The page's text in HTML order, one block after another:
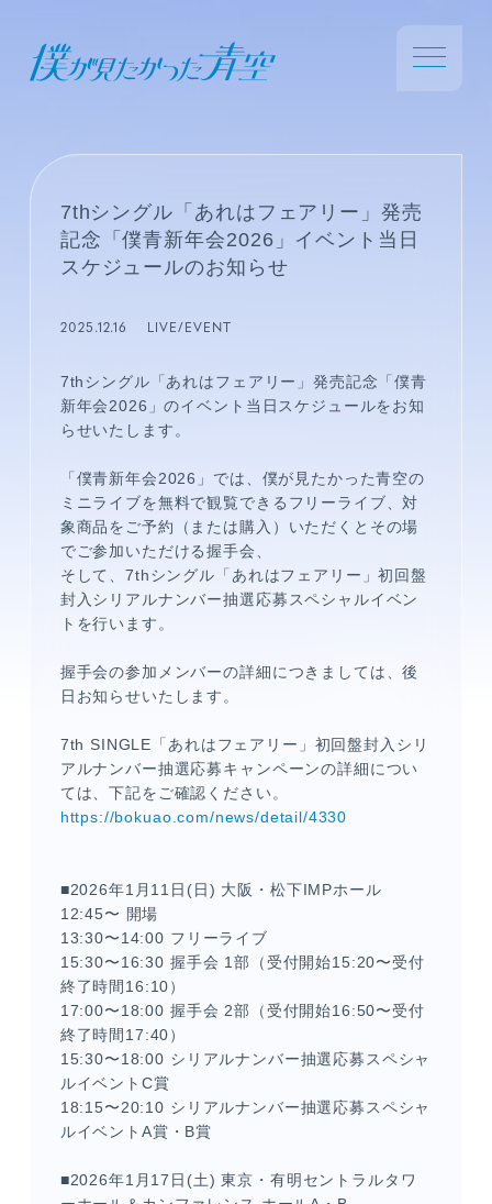
メンバーコンテンツ
7thシングル「あれはフェアリー」発売
記念「僕青新年会2026」イベント当日
スケジュールのお知らせ
2025.12.16 LIVE/EVENT
7thシングル「あれはフェアリー」発売記念「僕青
新年会2026」のイベント当日スケジュールをお知
らせいたします。
「僕青新年会2026」では、僕が見たかった青空の
ミニライブを無料で観覧できるフリーライブ、対
象商品をご予約（または購入）いただくとその場
でご参加いただける握手会、
そして、7thシングル「あれはフェアリー」初回盤
封入シリアルナンバー抽選応募スペシャルイベン
トを行います。
握手会の参加メンバーの詳細につきましては、後
日お知らせいたします。
7th SINGLE「あれはフェアリー」初回盤封入シリ
アルナンバー抽選応募キャンペーンの詳細につい
ては、下記をご確認ください。
https://bokuao.com/news/detail/4330
■2026年1月11日(日) 大阪・松下IMPホール
12:45〜 開場
13:30〜14:00 フリーライブ
15:30〜16:30 握手会 1部（受付開始15:20〜受付
終了時間16:10）
17:00〜18:00 握手会 2部（受付開始16:50〜受付
終了時間17:40）
15:30〜18:00 シリアルナンバー抽選応募スペシャ
ルイベントC賞
18:15〜20:10 シリアルナンバー抽選応募スペシャ
ルイベントA賞・B賞
■2026年1月17日(土) 東京・有明セントラルタワ